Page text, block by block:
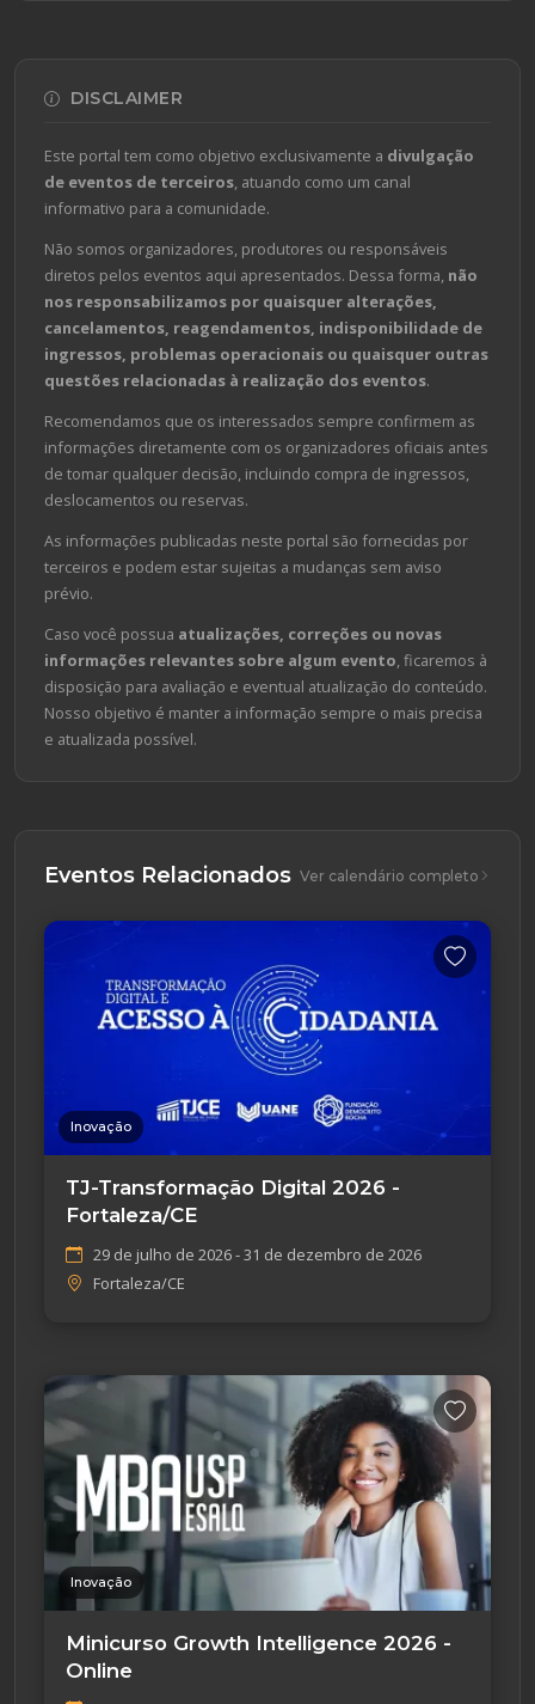
DISCLAIMER
Este portal tem como objetivo exclusivamente a divulgação
de eventos de terceiros, atuando como um canal
informativo para a comunidade.
Não somos organizadores, produtores ou responsáveis
diretos pelos eventos aqui apresentados. Dessa forma, não
nos responsabilizamos por quaisquer alterações,
cancelamentos, reagendamentos, indisponibilidade de
ingressos, problemas operacionais ou quaisquer outras
questões relacionadas à realização dos eventos.
Recomendamos que os interessados sempre confirmem as
informações diretamente com os organizadores oficiais antes
de tomar qualquer decisão, incluindo compra de ingressos,
deslocamentos ou reservas.
As informações publicadas neste portal são fornecidas por
terceiros e podem estar sujeitas a mudanças sem aviso
prévio.
Caso você possua atualizações, correções ou novas
informações relevantes sobre algum evento, ficaremos à
disposição para avaliação e eventual atualização do conteúdo.
Nosso objetivo é manter a informação sempre o mais precisa
e atualizada possível.
Eventos Relacionados Ver calendário completo
Inovação
TJ-Transformação Digital 2026 -
Fortaleza/CE
29 de julho de 2026 - 31 de dezembro de 2026
Fortaleza/CE
Inovação
Minicurso Growth Intelligence 2026 -
Online